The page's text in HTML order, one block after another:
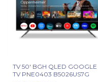
TV 50' BGH QLED GOOGLE
TV PNE0403 B5026US7G